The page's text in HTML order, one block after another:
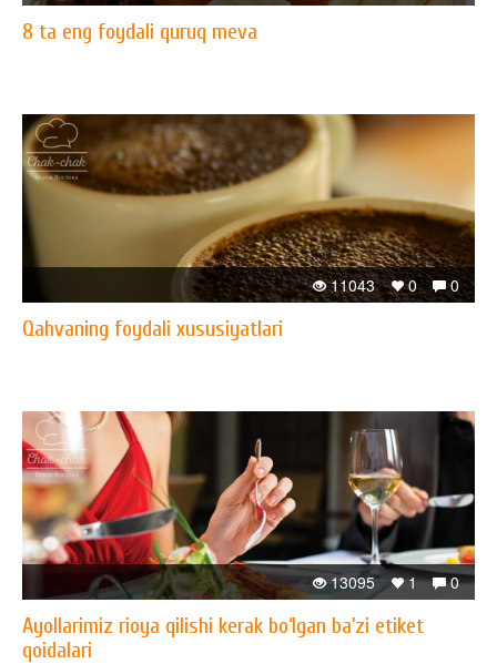
8 ta eng foydali quruq meva
0
0
11043
Qahvaning foydali xususiyatlari
0
1
13095
Ayollarimiz rioya qilishi kerak bo‘lgan ba’zi etiket
qoidalari